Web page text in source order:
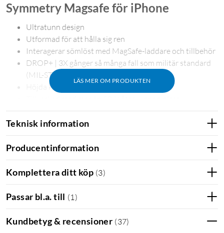
LÄS MER OM PRODUKTEN
Symmetry Magsafe för iPhone
Ultratunn design
Utformad för att hålla sig ren
Interagerar sömlöst med MagSafe-laddare och tillbehör
DROP+ | 3X gånger så många fall som militär standard
(MIL-STD-810G 516.6)
Höjda kanter skyddar kamera och skärm
5G kompatibla material
Få ut så mycket som möjligt av din nya iPhone med Symmetry
MagSafe. Detta iPhone-fodral visar den snygga designen för
din iPhone och har utvecklats med tanke på sömlös
interaktion med MagSafe-laddning och -tillbehör. Din telefons
alla knappar, egenskaper och funktioner fungerar felfritt,
rörelser. Och dess design i en del är enkel att installera. Du kan
Teknisk information
Producentinformation
Komplettera ditt köp (3)
Passar bl.a. till (1 )
Kundbetyg & recensioner (37)